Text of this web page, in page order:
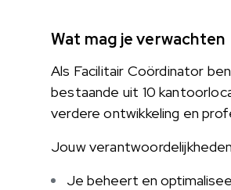
Wat mag je verwachten
Als Facilitair Coördinator
bestaande uit 10
verdere ontwikkeling en
Jouw
Je beheert en